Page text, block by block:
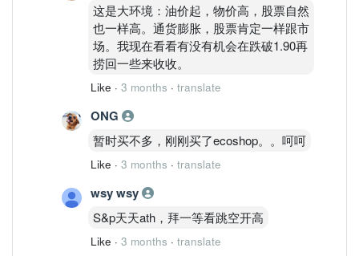
这是大环境：油价起，物价高，股票自然
也一样高。通货膨胀，股票肯定一样跟市
场。我现在看看有没有机会在跌破1.90再
捞回一些来收收。
Like · 3 months · translate
ONG
暂时买不多，刚刚买了ecoshop。。呵呵
Like · 3 months · translate
wsy wsy
S&p天天ath，拜一等看跳空开高
Like · 3 months · translate